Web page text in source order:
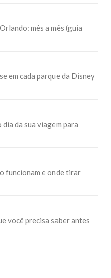
mês a mês (guia
em cada parque da Disney
da sua viagem para
funcionam e onde tirar
você precisa saber antes